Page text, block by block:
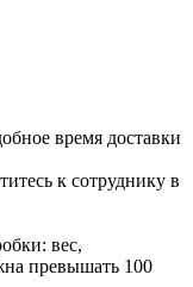
время доставки
к сотруднику в
вес,
превышать 100